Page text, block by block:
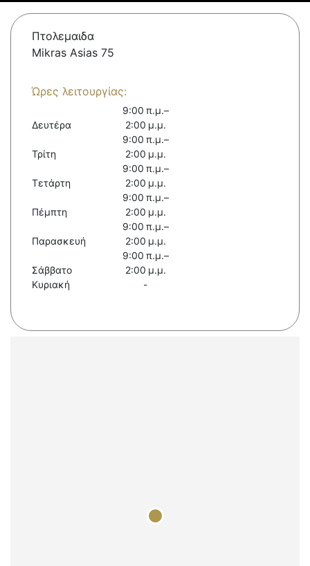
Πτολεμαιδα
Mikras Asias 75
Ώρες λειτουργίας:
Δευτέρα
9:00 π.μ.–
2:00 μ.μ.
Τρίτη
9:00 π.μ.–
2:00 μ.μ.
Τετάρτη
9:00 π.μ.–
2:00 μ.μ.
Πέμπτη
9:00 π.μ.–
2:00 μ.μ.
Παρασκευή
9:00 π.μ.–
2:00 μ.μ.
Σάββατο
9:00 π.μ.–
2:00 μ.μ.
Κυριακή
-